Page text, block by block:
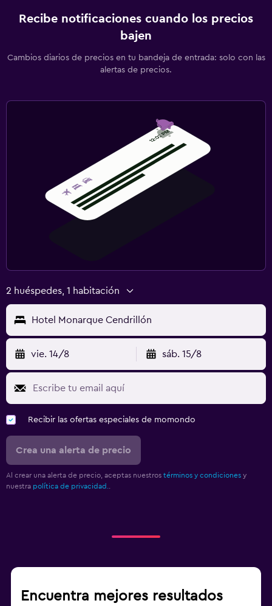
Recibe notificaciones cuando los precios
bajen
Cambios diarios de precios en tu bandeja de entrada: solo con las
alertas de precios.
2 huéspedes, 1 habitación
Hotel Monarque Cendrillón
vie. 14/8 sáb. 15/8
Recibir las ofertas especiales de momondo
Crea una alerta de precio
Al crear una alerta de precio, aceptas nuestros términos y condiciones y
nuestra política de privacidad.
Encuentra mejores resultados